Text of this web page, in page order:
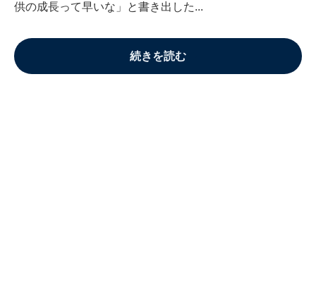
供の成長って早いな」と書き出した...
続きを読む